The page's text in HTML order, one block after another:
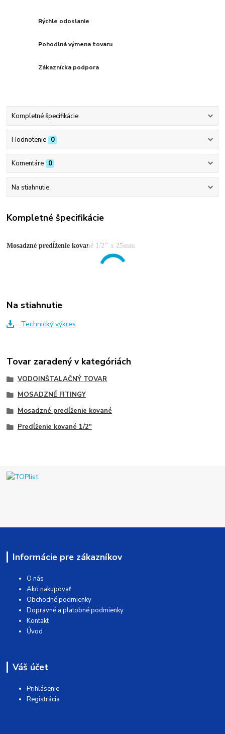
Rýchle odoslanie
Pohodlná výmena tovaru
Zákaznícka podpora
Kompletné špecifikácie
Hodnotenie 0
Komentáre 0
Na stiahnutie
Kompletné špecifikácie
Mosadzné predĺženie kované 1/2" x 25mm
Na stiahnutie
Technický výkres
Tovar zaradený v kategóriách
VODOINŠTALAČNÝ TOVAR
MOSADZNÉ FITINGY
Mosadzné predĺženie kované
Predĺženie kované 1/2"
Informácie pre zákazníkov
O nás
Ako nakupovať
Obchodné podmienky
Dopravné a platobné podmienky
Kontakt
Úvod
Váš účet
Prihlásenie
Registrácia